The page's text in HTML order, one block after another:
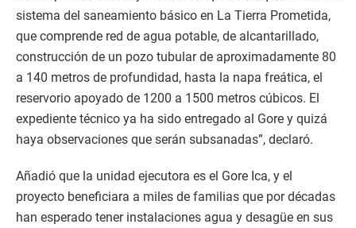
sistema del saneamiento básico en La Tierra Prometida,
que comprende red de agua potable, de alcantarillado,
construcción de un pozo tubular de aproximadamente 80
a 140 metros de profundidad, hasta la napa freática, el
reservorio apoyado de 1200 a 1500 metros cúbicos. El
expediente técnico ya ha sido entregado al Gore y quizá
haya observaciones que serán subsanadas”, declaró.
Añadió que la unidad ejecutora es el Gore Ica, y el
proyecto beneficiara a miles de familias que por décadas
han esperado tener instalaciones agua y desagüe en sus